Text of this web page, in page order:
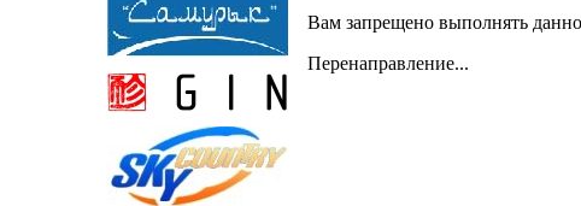
Вам запрещено выполнять
Перенаправление...